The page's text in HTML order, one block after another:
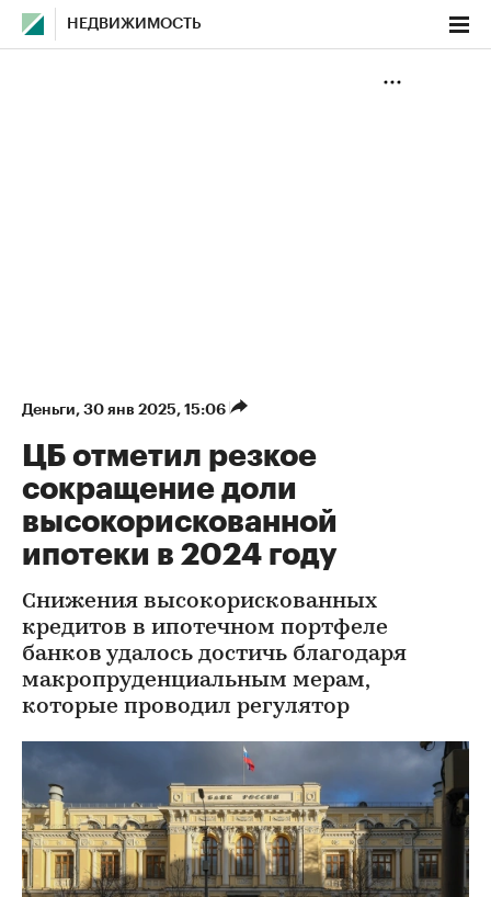
НЕДВИЖИМОСТЬ
Деньги⁠, 30 янв 2025, 15:06
ЦБ отметил резкое
сокращение доли
высокорискованной
ипотеки в 2024 году
Снижения высокорискованных
кредитов в ипотечном портфеле
банков удалось достичь благодаря
макропруденциальным мерам,
которые проводил регулятор